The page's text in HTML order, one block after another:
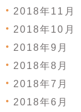
2018年11月
2018年10月
2018年9月
2018年8月
2018年7月
2018年6月